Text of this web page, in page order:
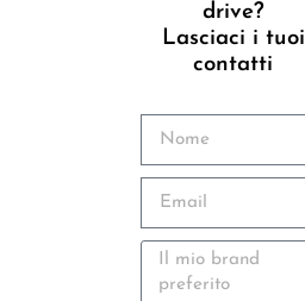
drive?
Lasciaci i tuoi
contatti